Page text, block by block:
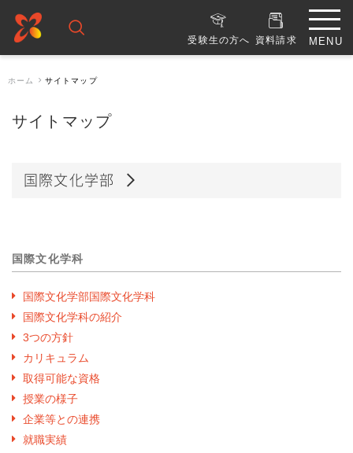
受験生の方へ 資料請求
ホーム サイトマップ
サイトマップ
国際文化学部
国際文化学科
国際文化学部国際文化学科
国際文化学科の紹介
3つの方針
カリキュラム
取得可能な資格
授業の様子
企業等との連携
就職実績